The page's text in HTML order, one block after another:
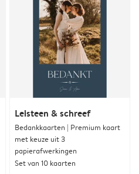
Leisteen & schreef
Bedankkaarten | Premium kaart
met keuze uit 3
papierafwerkingen
Set van 10 kaarten